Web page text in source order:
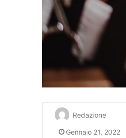
Redazione
Gennaio 21, 2022